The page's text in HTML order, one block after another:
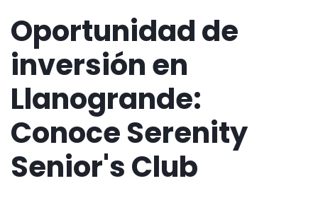
Oportunidad de
inversión en
Llanogrande:
Conoce Serenity
Senior's Club